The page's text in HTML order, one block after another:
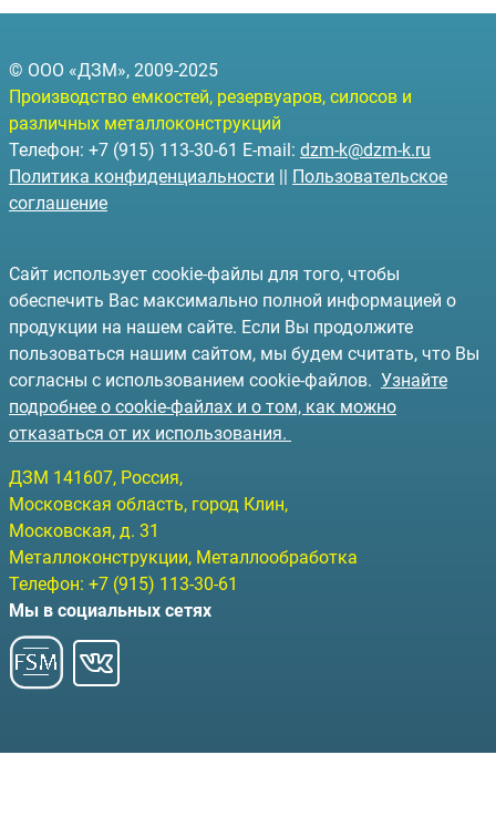
© ООО «ДЗМ», 2009-2025
Производство емкостей, резервуаров, силосов и
различных металлоконструкций
Телефон: +7 (915) 113-30-61 E-mail: dzm-k@dzm-k.ru
Политика конфиденциальности || Пользовательское
соглашение
Сайт использует cookie-файлы для того, чтобы
обеспечить Вас максимально полной информацией о
продукции на нашем сайте. Если Вы продолжите
пользоваться нашим сайтом, мы будем считать, что Вы
согласны с использованием cookie-файлов. Узнайте
подробнее о cookie-файлах и о том, как можно
отказаться от их использования.
ДЗМ 141607, Россия,
Московская область, город Клин,
Московская, д. 31
Металлоконструкции, Металлообработка
Телефон: +7 (915) 113-30-61
Мы в социальных сетях